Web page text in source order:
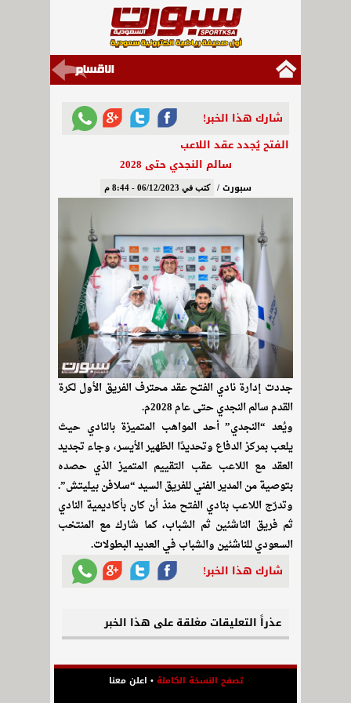
شارك هذا الخبر!
الفتح يُجدد عقد اللاعب
سالم النجدي حتى 2028
سبورت / كتب في 06/12/2023 - 8:44 م
جددت إدارة نادي الفتح عقد محترف الفريق الأول لكرة
القدم سالم النجدي حتى عام 2028م.
ويُعد “النجدي” أحد المواهب المتميزة بالنادي حيث
يلعب بمركز الدفاع وتحديدًا الظهير الأيسر، وجاء تجديد
العقد مع اللاعب عقب التقييم المتميز الذي حصده
بتوصية من المدير الفني للفريق السيد “سلافن بيليتش”.
وتدرّج اللاعب بنادي الفتح منذ أن كان بأكاديمية النادي
ثم فريق الناشئين ثم الشباب، كما شارك مع المنتخب
السعودي للناشئين والشباب في العديد البطولات.
شارك هذا الخبر!
عذراً التعليقات مغلقة على هذا الخبر
تصفح النسخة الكاملة• اعلن معنا